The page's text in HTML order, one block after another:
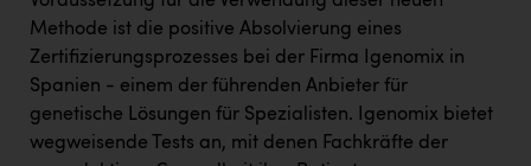
Wirtschaftskammer OÖ Energiehandel
Dopgas
kunden basics
kontakt
Methode ist die positive Absolvierung eines
Zertifizierungsprozesses bei der Firma Igenomix in
Spanien - einem der führenden Anbieter für
genetische Lösungen für Spezialisten. Igenomix bietet
wegweisende Tests an, mit denen Fachkräfte der